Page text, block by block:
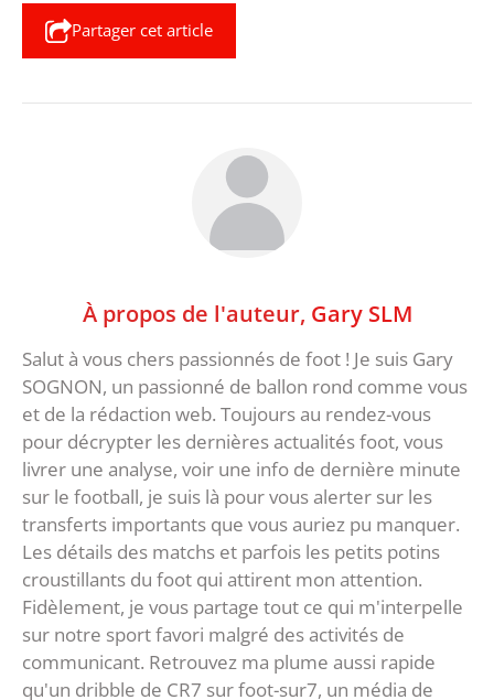
Partager cet article
À propos de l'auteur, Gary SLM
Salut à vous chers passionnés de foot ! Je suis Gary
SOGNON, un passionné de ballon rond comme vous
et de la rédaction web. Toujours au rendez-vous
pour décrypter les dernières actualités foot, vous
livrer une analyse, voir une info de dernière minute
sur le football, je suis là pour vous alerter sur les
transferts importants que vous auriez pu manquer.
Les détails des matchs et parfois les petits potins
croustillants du foot qui attirent mon attention.
Fidèlement, je vous partage tout ce qui m'interpelle
sur notre sport favori malgré des activités de
communicant. Retrouvez ma plume aussi rapide
qu'un dribble de CR7 sur foot-sur7, un média de